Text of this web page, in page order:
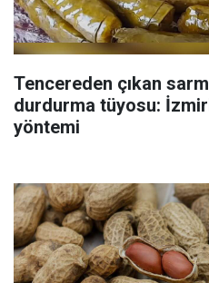
Tencereden çıkan
durdurma tüyosu:
yöntemi